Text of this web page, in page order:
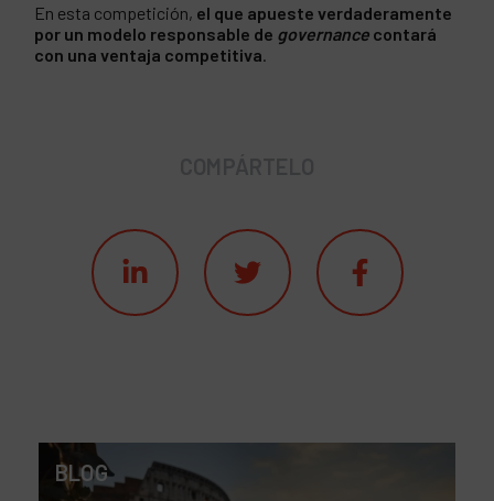
En esta competición, el que apueste verdaderamente
por un modelo responsable de governance contará
con una ventaja competitiva
BLOG